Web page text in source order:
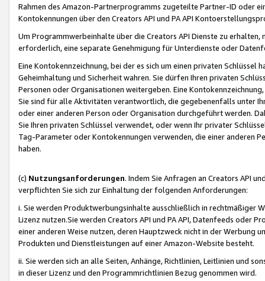
Rahmen des Amazon-Partnerprogramms zugeteilte Partner-ID oder
Kontokennungen über den Creators API und PA API
Um Programmwerbeinhalte über die Creators API Dienste zu
erforderlich, eine separate Genehmigung für Unterdienste oder
Eine Kontokennzeichnung, bei der es sich um einen privaten
Geheimhaltung und Sicherheit wahren. Sie dürfen Ihren privaten
Personen oder Organisationen weitergeben. Eine
Sie sind für alle Aktivitäten verantwortlich, die gegebenenfalls unter
oder einer anderen Person oder Organisation durchgeführt werden.
Sie Ihren privaten Schlüssel verwendet, oder wenn Ihr privater
Tag-Parameter oder Kontokennungen verwenden, die einer anderen
haben.
(c) Nutzungsanforderungen. Indem Sie Anfragen an Creators API
verpflichten Sie sich zur Einhaltung der folgenden Anforderungen:
i. Sie werden Produktwerbungsinhalte ausschließlich in rechtmäßiger
Lizenz nutzen.Sie werden Creators API und PA API, Datenfeeds oder
einer anderen Weise nutzen, deren Hauptzweck nicht in der Werbung
Produkten und Dienstleistungen auf einer Amazon-Website besteht.
ii. Sie werden sich an alle Seiten, Anhänge, Richtlinien, Leitlinien und
in dieser Lizenz und den Programmrichtlinien Bezug genommen wird.